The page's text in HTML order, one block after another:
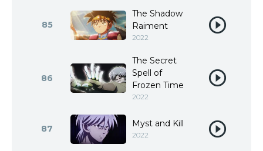
85
The Shadow
Raiment
2022
86
The Secret
Spell of
Frozen Time
2022
87 Myst and Kill
2022